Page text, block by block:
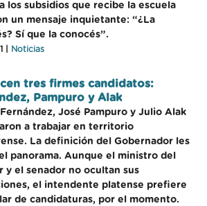
los subsidios que recibe la escuela
un mensaje inquietante: “¿La
Sí que la conocés”.
| Noticias
tres firmes candidatos:
Pampuro y Alak
José Pampuro y Julio Alak
a trabajar en territorio
La definición del Gobernador les
panorama. Aunque el ministro del
y el senador no ocultan sus
el intendente platense prefiere
de candidaturas, por el momento.